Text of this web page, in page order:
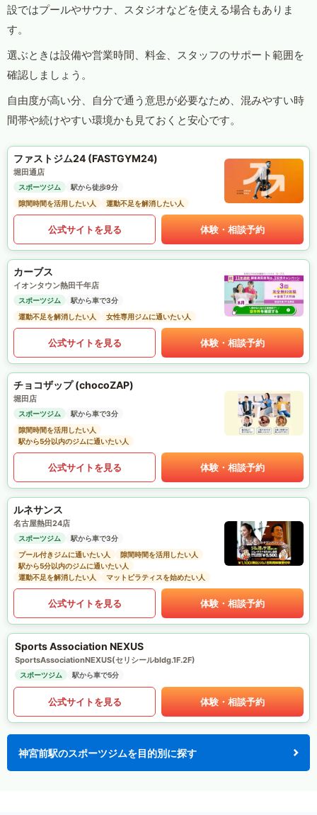
設ではプールやサウナ、スタジオなどを使える場合もありま
す。
選ぶときは設備や営業時間、料金、スタッフのサポート範囲を
確認しましょう。
自由度が高い分、自分で通う意思が必要なため、混みやすい時
間帯や続けやすい環境かも見ておくと安心です。
ファストジム24 (FASTGYM24)
堀田通店
スポーツジム
駅から徒歩9分
隙間時間を活用したい人
運動不足を解消したい人
公式サイトを見る 体験・相談予約
カーブス
イオンタウン熱田千年店
スポーツジム
駅から車で3分
運動不足を解消したい人
女性専用ジムに通いたい人
公式サイトを見る 体験・相談予約
チョコザップ (chocoZAP)
堀田店
スポーツジム
駅から車で3分
隙間時間を活用したい人
駅から5分以内のジムに通いたい人
公式サイトを見る 体験・相談予約
ルネサンス
名古屋熱田24店
スポーツジム
駅から車で3分
プール付きジムに通いたい人
隙間時間を活用したい人
駅から5分以内のジムに通いたい人
運動不足を解消したい人
マットピラティスを始めたい人
公式サイトを見る 体験・相談予約
Sports Association NEXUS
SportsAssociationNEXUS(セリシールbldg.1F.2F)
スポーツジム 駅から車で5分
公式サイトを見る 体験・相談予約
神宮前駅のスポーツジムを目的別に探す